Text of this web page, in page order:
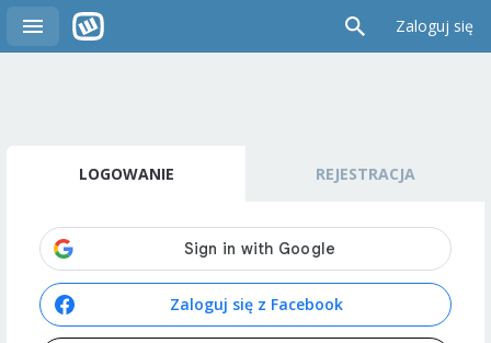
Zaloguj się
LOGOWANIE REJESTRACJA
Zaloguj się z Facebook